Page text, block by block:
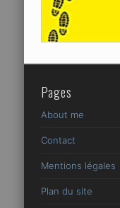
Pages
About me
Contact
Mentions légales
Plan du site